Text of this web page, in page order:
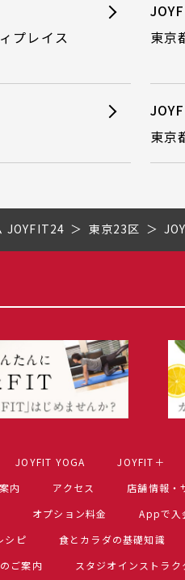
プレイス
東京
東京
JOYFIT24 東京23区
JOYFIT YOGA JOYFIT＋
内 アクセス 店舗情報・
オプション料金
Appで入
シピ 食とカラダの基礎知識
ご案内 スタジオインストラク